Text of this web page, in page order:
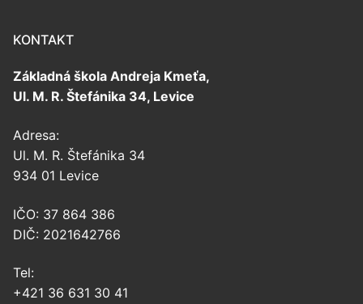
KONTAKT
Základná škola Andreja Kmeťa,
Ul. M. R. Štefánika 34, Levice
Adresa:
Ul. M. R. Štefánika 34
934 01 Levice
IČO: 37 864 386
DIČ: 2021642766
Tel:
+421 36 631 30 41